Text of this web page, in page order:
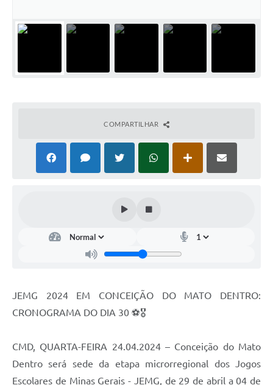
Notificações de Penalidades – Decisões
Notificações Obras e Posturas
Audiências Públicas
Contas Públicas
Links
Serviços Online
Telefones Úteis
COMPARTILHAR
JEMG 2024 EM CONCEIÇÃO DO MATO DENTRO:
CRONOGRAMA DO DIA 30 ⚽🎖️
CMD, QUARTA-FEIRA 24.04.2024 – Conceição do Mato
Dentro será sede da etapa microrregional dos Jogos
Escolares de Minas Gerais - JEMG, de 29 de abril a 04 de